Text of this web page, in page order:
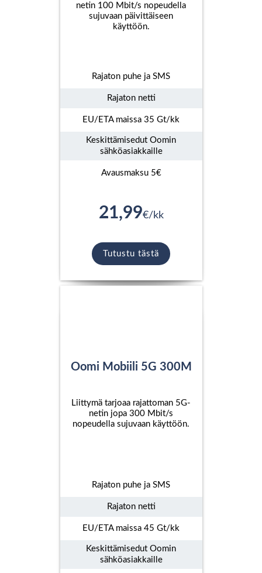
netin 100 Mbit/s nopeudella
sujuvaan päivittäiseen
käyttöön.
Rajaton puhe ja SMS
Rajaton netti
EU/ETA maissa 35 Gt/kk
Keskittämisedut Oomin
sähköasiakkaille
Avausmaksu 5€
21,99€/kk
Tutustu tästä
Oomi Mobiili 5G 300M
Liittymä tarjoaa rajattoman 5G-
netin jopa 300 Mbit/s
nopeudella sujuvaan käyttöön.
Rajaton puhe ja SMS
Rajaton netti
EU/ETA maissa 45 Gt/kk
Keskittämisedut Oomin
sähköasiakkaille